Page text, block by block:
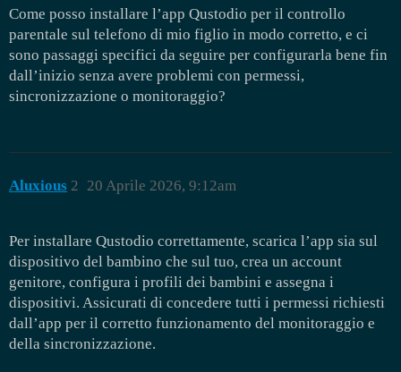
Come posso installare l’app Qustodio per il controllo
parentale sul telefono di mio figlio in modo corretto, e ci
sono passaggi specifici da seguire per configurarla bene fin
dall’inizio senza avere problemi con permessi,
sincronizzazione o monitoraggio?
Aluxious 20 Aprile 2026, 9:12am
2
Per installare Qustodio correttamente, scarica l’app sia sul
dispositivo del bambino che sul tuo, crea un account
genitore, configura i profili dei bambini e assegna i
dispositivi. Assicurati di concedere tutti i permessi richiesti
dall’app per il corretto funzionamento del monitoraggio e
della sincronizzazione.